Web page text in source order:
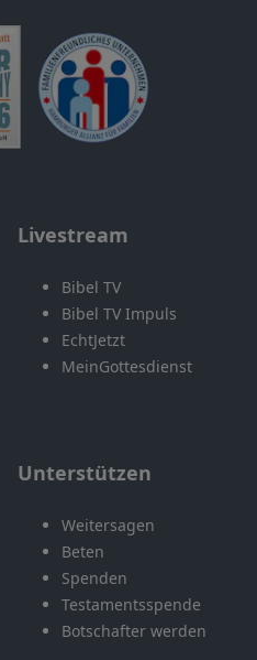
Livestream
Bibel TV
Bibel TV Impuls
EchtJetzt
MeinGottesdienst
Unterstützen
Weitersagen
Beten
Spenden
Testamentsspende
Botschafter werden